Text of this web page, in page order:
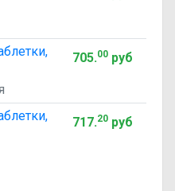
705.00руб
717.20руб